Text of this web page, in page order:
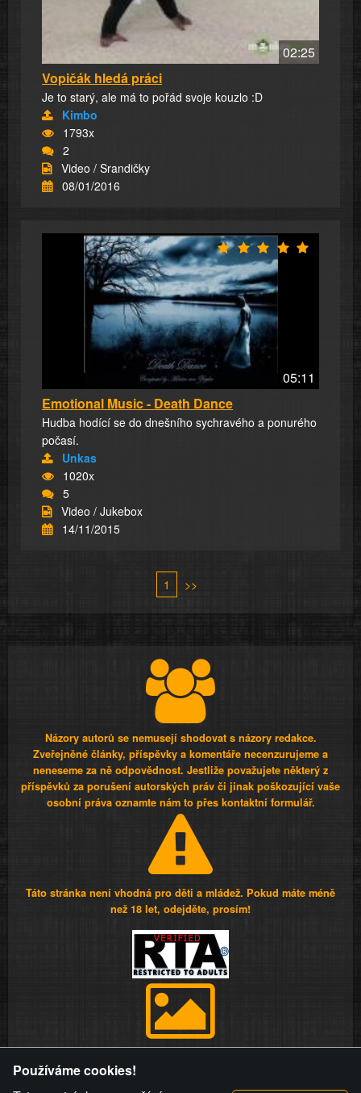
02:25
Vopičák hledá práci
Je to starý, ale má to pořád svoje kouzlo :D
Kimbo
1793x
2
Video / Srandičky
08/01/2016
05:11
Emotional Music - Death Dance
Hudba hodící se do dnešního sychravého a ponurého
počasí.
Unkas
1020x
5
Video / Jukebox
14/11/2015
1 >>
Názory autorů se nemusejí shodovat s názory redakce.
Zveřejněné články, příspěvky a komentáře necenzurujeme a
neneseme za ně odpovědnost. Jestliže považujete některý z
příspěvků za porušení autorských práv či jinak poškozující vaše
osobní práva oznamte nám to přes kontaktní formulář.
Táto stránka není vhodná pro děti a mládež. Pokud máte méně
než 18 let, odejděte, prosím!
videa a komentáře. Osoba, které se toto opatření provozovatele
stránky týče, ani osoba, která umístila fotografii nebo video na
Používáme cookies!